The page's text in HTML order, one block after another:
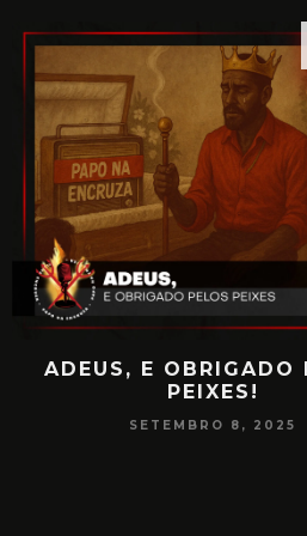
ADEUS, E OBRIGADO
PEIXES!
SETEMBRO 8, 2025